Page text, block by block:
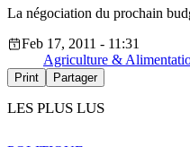
La négociation du prochain
Feb 17, 2011 - 11:31
Agriculture &
Print Partager
LES PLUS LUS